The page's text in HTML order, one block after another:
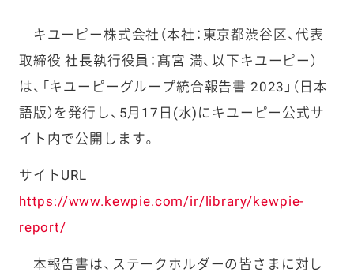
キユーピー株式会社（本社：東京都渋谷区、代表
取締役 社長執行役員：髙宮 満、以下キユーピー）
は、「キユーピーグループ統合報告書 2023」（日本
語版）を発行し、5月17日(水)にキユーピー公式サ
イト内で公開します。
サイトURL
https://www.kewpie.com/ir/library/kewpie-
report/
本報告書は、ステークホルダーの皆さまに対し